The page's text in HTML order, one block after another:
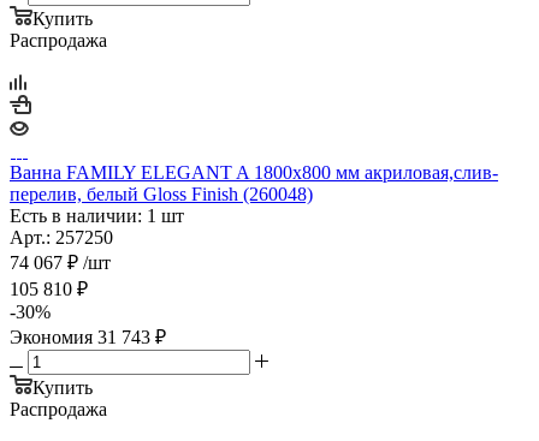
Купить
Распродажа
Ванна FAMILY ELEGANT A 1800х800 мм акриловая,слив-
перелив, белый Gloss Finish (260048)
Есть в наличии: 1 шт
Арт.: 257250
74 067 ₽ /шт
105 810 ₽
-30%
Экономия 31 743 ₽
Купить
Распродажа